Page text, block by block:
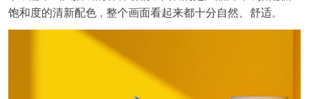
饱和度的清新配色， 整个画面看起来都十分自然、舒适。